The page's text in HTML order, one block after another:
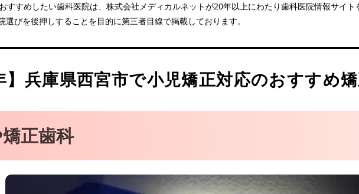
矯正歯科
矯正歯科
人真摯会 西宮クローバー歯科・矯正歯科
ら夙川駅前おきた歯科・矯正歯科
歯科クリニック
すすめしたい歯科医院は、株式会社メディカルネットが20年以上にわたり歯科医院情報サイト
選びを後押しすることを目的に第三者目線で掲載しております。
兵庫県西宮市で小児矯正対応のおすすめ
正歯科